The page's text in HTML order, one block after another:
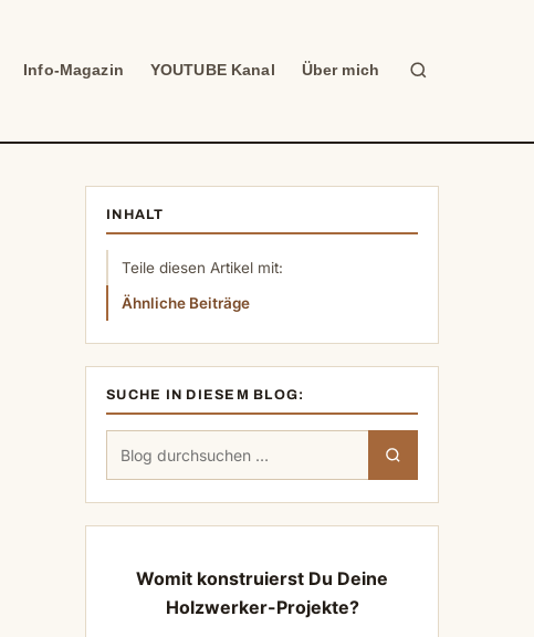
Info-Magazin YOUTUBE Kanal Über mich
Suche
INHALT
Teile diesen Artikel mit:
Ähnliche Beiträge
SUCHE IN DIESEM BLOG:
nach:
Womit konstruierst Du Deine
Holzwerker-Projekte?